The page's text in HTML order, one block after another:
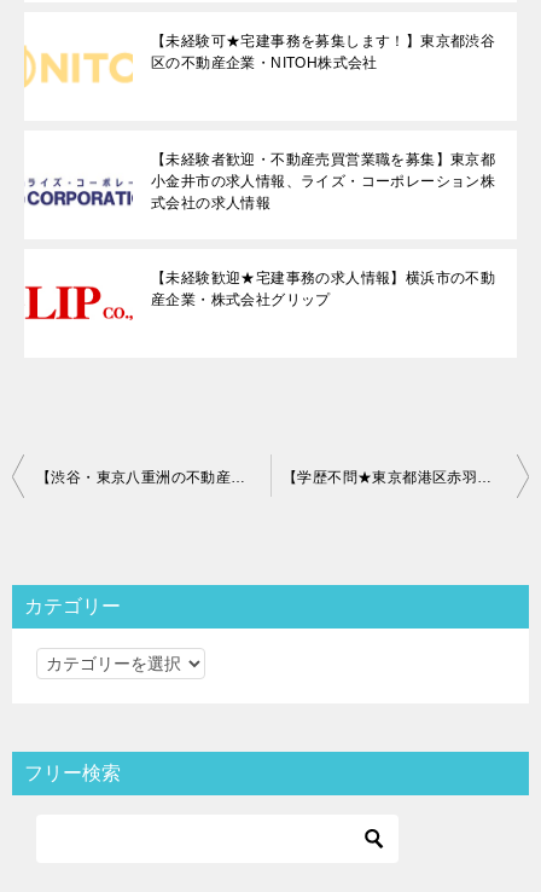
【未経験可★宅建事務を募集します！】東京都渋谷
区の不動産企業・NITOH株式会社
【未経験者歓迎・不動産売買営業職を募集】東京都
小金井市の求人情報、ライズ・コーポレーション株
式会社の求人情報
【未経験歓迎★宅建事務の求人情報】横浜市の不動
産企業・株式会社グリップ
投
ビ
ゲ
ン
【渋谷・東京八重洲の不動産企業】株式会社ルーム・スタイルの求人情報ご紹介 【学歴不問★東京都港区赤羽橋の不動産企業】株式会社オデッセー不動産の求人情報ご紹介
カテゴリー
カ
リ
ー
フリー検索